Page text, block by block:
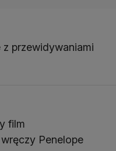
przewidywaniami
film
Penelope